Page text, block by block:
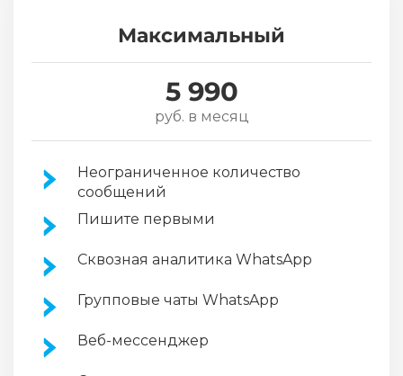
Максимальный
5 990
руб. в месяц
Неограниченное количество
сообщений
Пишите первыми
Сквозная аналитика WhatsApp
Групповые чаты WhatsApp
Веб-мессенджер